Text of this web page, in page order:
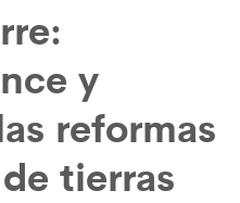
y
reformas
tierras